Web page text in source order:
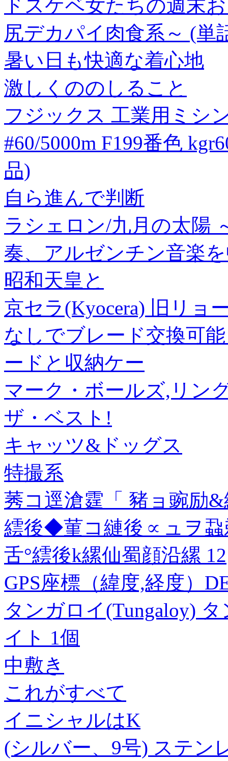
ドスケベ女たちの週末
尻デカパイ肉食系～ (単
暑い日も快適な着心地
激しくののしること
フジックス 工業用ミシ
#60/5000m F199番色
品)
自ら進んで判断
ラシェロン/九月の太陽
奏、アルゼンチン音楽
昭和天皇と
京セラ(Kyocera) 旧リョ
なしでブレード交換可
ードと収納ケー
マーク・ボールズ,リン
ザ・ベスト!
キャッツ&ドッグス
特撮系
莠コ逕滄霆「 豬ョ豌励
繧後◆菫コ縺後∝ュヲ蝨
舌°繧後k縲仙蜀顔沿縲 12
GPS座標（緯度,経度）
タンガロイ(Tungaloy)
イト 1個
中敷き
これがすべて
イニシャルはK
(シルバー、9号) ステン